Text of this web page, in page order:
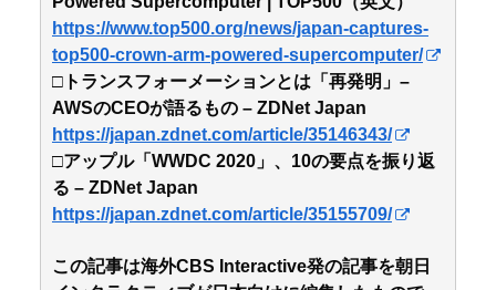
https://www.top500.org/news/japan-captures-
top500-crown-arm-powered-supercomputer/
□トランスフォーメーションとは「再発明」–
AWSのCEOが語るもの – ZDNet Japan
https://japan.zdnet.com/article/35146343/
□アップル「WWDC 2020」、10の要点を振り返
る – ZDNet Japan
https://japan.zdnet.com/article/35155709/
この記事は海外CBS Interactive発の記事を朝日